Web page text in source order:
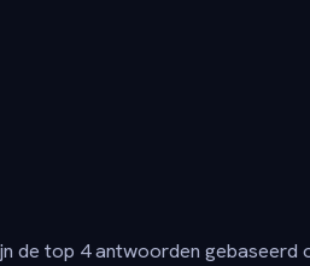
de top 4 antwoorden gebaseerd